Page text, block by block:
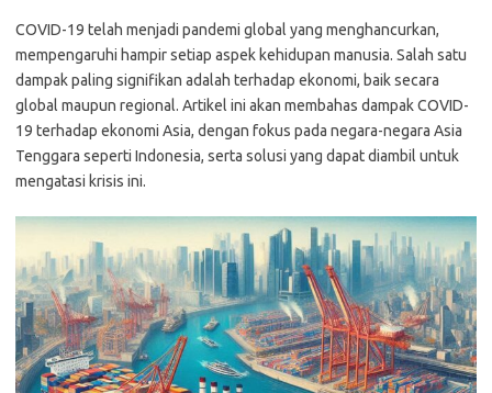
COVID-19 telah menjadi pandemi global yang menghancurkan,
mempengaruhi hampir setiap aspek kehidupan manusia. Salah satu
dampak paling signifikan adalah terhadap ekonomi, baik secara
global maupun regional. Artikel ini akan membahas dampak COVID-
19 terhadap ekonomi Asia, dengan fokus pada negara-negara Asia
Tenggara seperti Indonesia, serta solusi yang dapat diambil untuk
mengatasi krisis ini.